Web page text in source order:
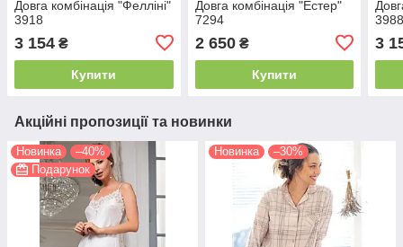
Довга комбінація "Фелліні"
3918
3 154 ₴
Купити
Довга комбінація "Естер"
7294
2 650₴
Купити
3
Акційні пропозиції та новинки
Новинка
–40%
Подарунок
Новинка –30%